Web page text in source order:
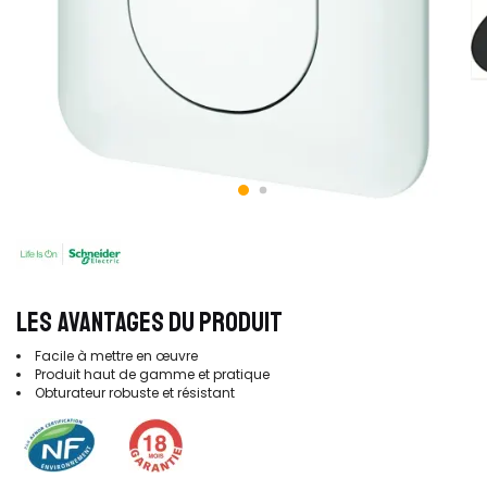
LES AVANTAGES DU PRODUIT
Facile à mettre en œuvre
Produit haut de gamme et pratique
Obturateur robuste et résistant